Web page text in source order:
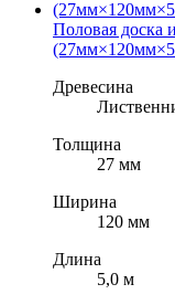
Половая доска
Древесина
Толщина
27 мм
Ширина
120 мм
Длина
5,0 м